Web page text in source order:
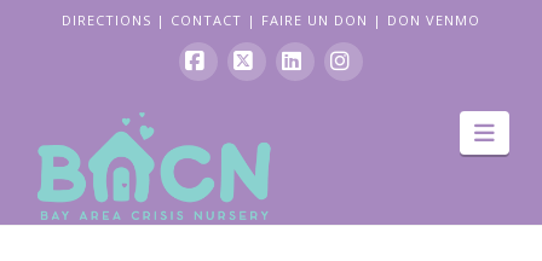
DIRECTIONS | CONTACT | FAIRE UN DON | DON VENMO
La